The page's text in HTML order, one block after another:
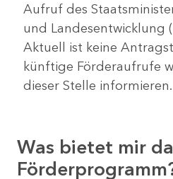
Aufruf des
und Landesentwicklung
Aktuell ist keine
künftige Förderaufrufe
dieser Stelle informieren.
Was bietet mir